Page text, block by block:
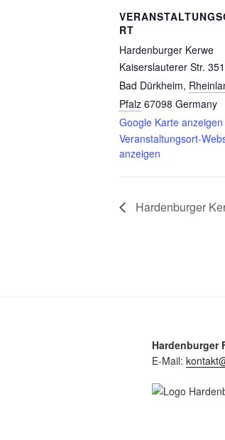
RT
Hardenburger Kerwe
Kaiserslauterer Str. 351
Bad Dürkheim,
Pfalz 67098 Germany
Google Karte anzeigen
Veranstaltungsort-
anzeigen
Hardenburger
Hardenburger
E-Mail: